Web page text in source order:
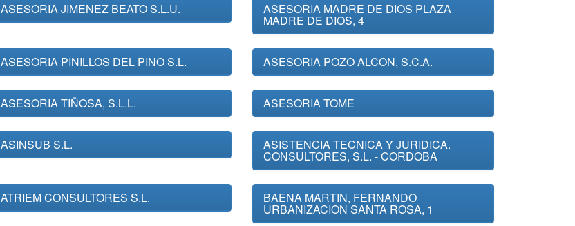
ASESORIA JIMENEZ BEATO S.L.U. ASESORIA MADRE DE DIOS PLAZA
MADRE DE DIOS, 4
ASESORIA PINILLOS DEL PINO S.L. ASESORIA POZO ALCON, S.C.A.
ASESORIA TIÑOSA, S.L.L. ASESORIA TOME
ASINSUB S.L. ASISTENCIA TECNICA Y JURIDICA.
CONSULTORES, S.L. - CORDOBA
ATRIEM CONSULTORES S.L. BAENA MARTIN, FERNANDO
URBANIZACION SANTA ROSA, 1